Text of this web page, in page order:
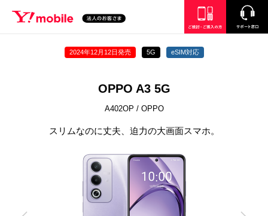
SEARCH
2024年12月12日発売 5G eSIM対応
OPPO A3 5G
A402OP / OPPO
スリムなのに丈夫、迫力の大画面スマホ。